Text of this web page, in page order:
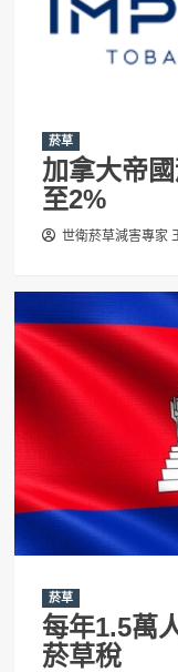
菸草
加拿大帝
至2%
世衛菸草減害專家
菸草
每年1.5萬
菸草稅